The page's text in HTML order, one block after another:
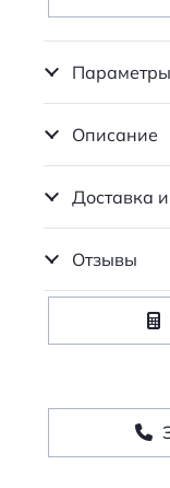
Описание
Доставка
Отзывы